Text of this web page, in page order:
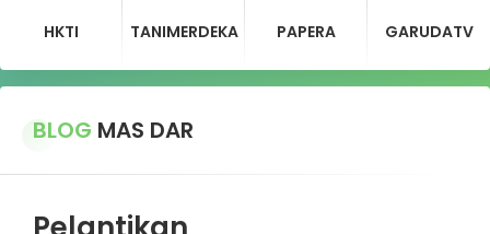
HKTI TANIMERDEKA PAPERA GARUDATV
BLOG MAS DAR